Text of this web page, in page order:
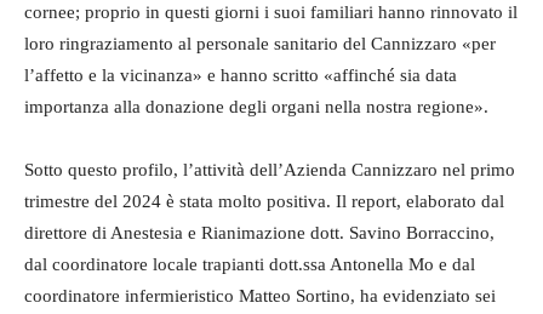
cornee; proprio in questi giorni i suoi familiari hanno rinnovato il
loro ringraziamento al personale sanitario del Cannizzaro «per
l’affetto e la vicinanza» e hanno scritto «affinché sia data
importanza alla donazione degli organi nella nostra regione».
Sotto questo profilo, l’attività dell’Azienda Cannizzaro nel primo
trimestre del 2024 è stata molto positiva. Il report, elaborato dal
direttore di Anestesia e Rianimazione dott. Savino Borraccino,
dal coordinatore locale trapianti dott.ssa Antonella Mo e dal
coordinatore infermieristico Matteo Sortino, ha evidenziato sei